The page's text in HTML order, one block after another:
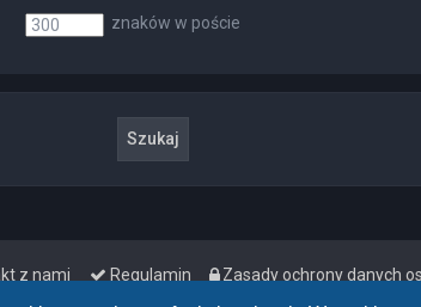
znaków w poście
Zasady ochrony danych
Regulamin
z nami